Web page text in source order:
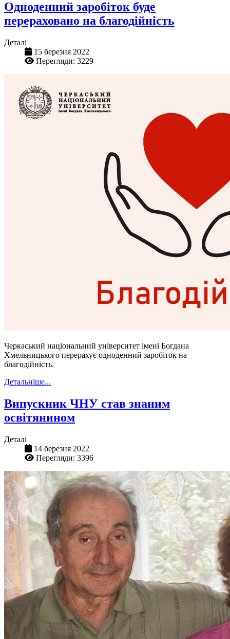
Одноденний заробіток буде
перераховано на благодійність
Деталі
15 березня 2022
Перегляди: 3229
Черкаський національний університет імені Богдана
Хмельницького перерахує одноденний заробіток на
благодійність.
Детальніше...
Випускник ЧНУ став знаним
освітянином
Деталі
14 березня 2022
Перегляди: 3396